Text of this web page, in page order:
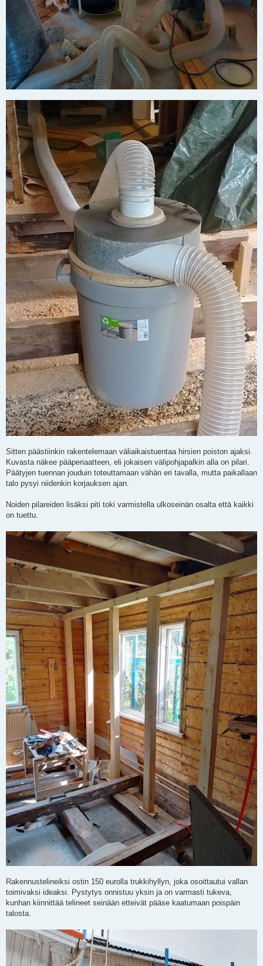
Sitten päästiinkin rakentelemaan väliaikaistuentaa hirsien poiston ajaksi.
Kuvasta näkee pääperiaatteen, eli jokaisen välipohjapalkin alla on pilari.
Päätyjen tuennan jouduin toteuttamaan vähän eri tavalla, mutta paikallaan
talo pysyi niidenkin korjauksen ajan.
Noiden pilareiden lisäksi piti toki varmistella ulkoseinän osalta että kaikki
on tuettu.
Rakennustelineiksi ostin 150 eurolla trukkihyllyn, joka osoittautui vallan
toimivaksi ideaksi. Pystytys onnistuu yksin ja on varmasti tukeva,
kunhan kiinnittää telineet seinään etteivät pääse kaatumaan poispäin
talosta.